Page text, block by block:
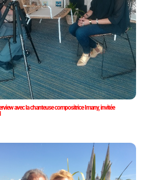
avec la chanteuse compositrice Imany, invitée